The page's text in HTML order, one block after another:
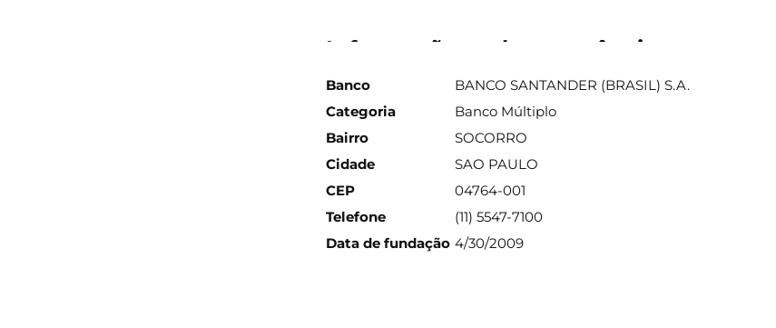
Informações sobre a agência
Banco
BANCO SANTANDER (BRASIL) S.A.
Categoria
Banco Múltiplo
Bairro
SOCORRO
Cidade
SAO PAULO
CEP
04764-001
Telefone
(11) 5547-7100
Data de fundação 4/30/2009